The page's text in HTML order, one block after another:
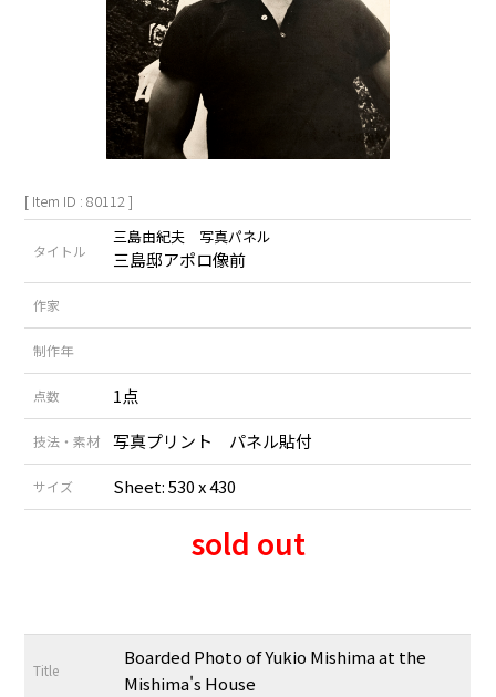
[ Item ID : 80112 ]
タイトル
三島由紀夫 写真パネル
三島邸アポロ像前
作家
制作年
点数 1点
技法・素材 写真プリント パネル貼付
サイズ Sheet: 530 x 430
sold out
Title
Boarded Photo of Yukio Mishima at the
Mishima's House